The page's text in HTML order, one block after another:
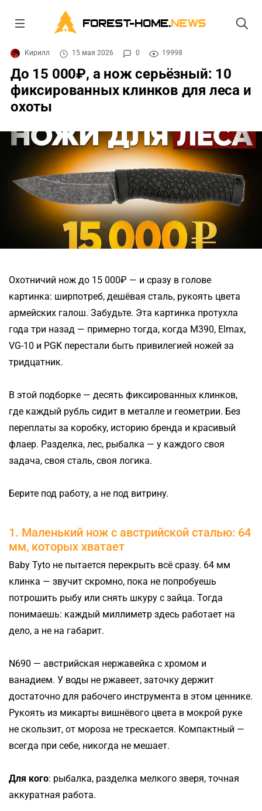
FOREST-HOME.NEWS
Кирилл 15 мая 2026 0 19998
До 15 000₽, а нож серьёзный: 10
фиксированных клинков для леса и
охоты
Охотничий нож до 15 000₽ — и сразу в голове
картинка: ширпотреб, дешёвая сталь, рукоять цвета
армейских галош. Забудьте. Эта картинка протухла
года три назад — примерно тогда, когда M390, Elmax,
VG-10 и PGK перестали быть привилегией ножей за
тридцатник.
В этой подборке — десять фиксированных клинков,
где каждый рубль сидит в металле и геометрии. Без
переплаты за коробку, историю бренда и красивый
флаер. Разделка, лес, рыбалка — у каждого своя
задача, своя сталь, своя логика.
Берите под работу, а не под витрину.
1. Маленький нож с австрийской сталью: 64
мм, которых хватает
Baby Tyto не пытается перекрыть всё сразу. 64 мм
клинка — звучит скромно, пока не попробуешь
потрошить рыбу или снять шкуру с зайца. Тогда
понимаешь: каждый миллиметр здесь работает на
дело, а не на габарит.
N690 — австрийская нержавейка с хромом и
ванадием. У воды не ржавеет, заточку держит
достаточно для рабочего инструмента в этом ценнике.
Рукоять из микарты вишнёвого цвета в мокрой руке
не скользит, от мороза не трескается. Компактный —
всегда при себе, никогда не мешает.
Для кого: рыбалка, разделка мелкого зверя, точная
аккуратная работа.